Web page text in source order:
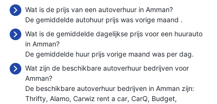
Wat is de prijs van een autoverhuur in Amman?
De gemiddelde autohuur prijs was vorige maand .
Wat is de gemiddelde dagelijkse prijs voor een huurauto
in Amman?
De gemiddelde huur prijs vorige maand was per dag.
Wat zijn de beschikbare autoverhuur bedrijven voor
Amman?
De beschikbare autoverhuur bedrijven in Amman zijn:
Thrifty Alamo Carwiz rent a car CarQ Budget